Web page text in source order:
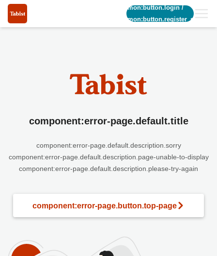
common:button.login/
common:button.register_short
component:error-page.default.title
component:error-page.default.description.sorry
component:error-page.default.description.page-unable-to-display
component:error-page.default.description.please-try-again
component:error-page.button.top-page